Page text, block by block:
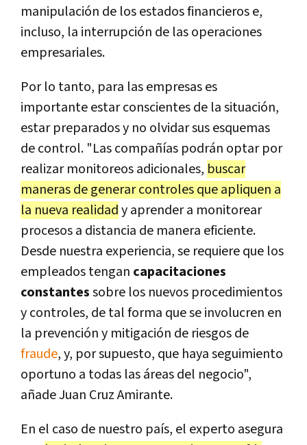
manipulación de los estados financieros e,
incluso, la interrupción de las operaciones
empresariales.
Por lo tanto, para las empresas es
importante estar conscientes de la situación,
estar preparados y no olvidar sus esquemas
de control. "Las compañías podrán optar por
realizar monitoreos adicionales, buscar
maneras de generar controles que apliquen a
la nueva realidady aprender a monitorear
procesos a distancia de manera eficiente.
Desde nuestra experiencia, se requiere que los
empleados tengan capacitaciones
constantessobre los nuevos procedimientos
y controles, de tal forma que se involucren en
la prevención y mitigación de riesgos de
fraude, y, por supuesto, que haya seguimiento
oportuno a todas las áreas del negocio",
añade Juan Cruz Amirante.
En el caso de nuestro país, el experto asegura